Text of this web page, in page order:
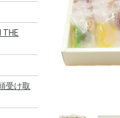
THE
受け取